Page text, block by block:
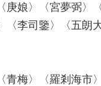
庚娘〉〈宮夢弼
李司鑒〉〈五朗
青梅〉〈羅剎海